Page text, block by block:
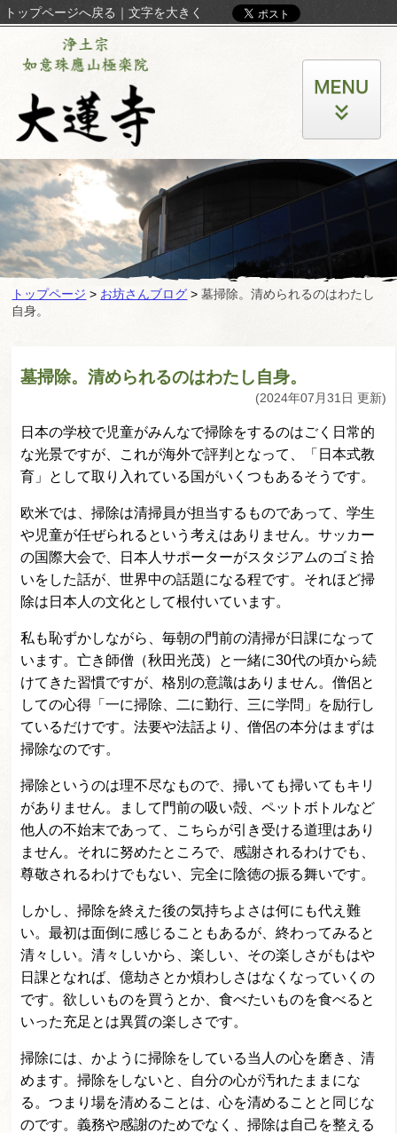
トップページへ戻る ｜ 文字を大きく
トップページ > お坊さんブログ >墓掃除。清められるのはわたし
自身。
墓掃除。清められるのはわたし自身。
(2024年07月31日 更新)
日本の学校で児童がみんなで掃除をするのはごく日常的
な光景ですが、これが海外で評判となって、「日本式教
育」として取り入れている国がいくつもあるそうです。
欧米では、掃除は清掃員が担当するものであって、学生
や児童が任ぜられるという考えはありません。サッカー
の国際大会で、日本人サポーターがスタジアムのゴミ拾
いをした話が、世界中の話題になる程です。それほど掃
除は日本人の文化として根付いています。
私も恥ずかしながら、毎朝の門前の清掃が日課になって
います。亡き師僧（秋田光茂）と一緒に30代の頃から続
けてきた習慣ですが、格別の意識はありません。僧侶と
しての心得「一に掃除、二に勤行、三に学問」を励行し
ているだけです。法要や法話より、僧侶の本分はまずは
掃除なのです。
掃除というのは理不尽なもので、掃いても掃いてもキリ
がありません。まして門前の吸い殻、ペットボトルなど
他人の不始末であって、こちらが引き受ける道理はあり
ません。それに努めたところで、感謝されるわけでも、
尊敬されるわけでもない、完全に陰徳の振る舞いです。
しかし、掃除を終えた後の気持ちよさは何にも代え難
い。最初は面倒に感じることもあるが、終わってみると
清々しい。清々しいから、楽しい、その楽しさがもはや
日課となれば、億劫さとか煩わしさはなくなっていくの
です。欲しいものを買うとか、食べたいものを食べると
いった充足とは異質の楽しさです。
掃除には、かように掃除をしている当人の心を磨き、清
めます。掃除をしないと、自分の心が汚れたままにな
る。つまり場を清めることは、心を清めることと同じな
のです。義務や感謝のためでなく、掃除は自己を整える